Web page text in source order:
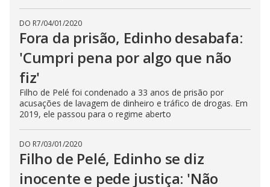
DO R7/04/01/2020
Fora da prisão, Edinho desabafa:
'Cumpri pena por algo que não
fiz'
Filho de Pelé foi condenado a 33 anos de prisão por
acusações de lavagem de dinheiro e tráfico de drogas. Em
2019, ele passou para o regime aberto
DO R7/03/01/2020
Filho de Pelé, Edinho se diz
inocente e pede justiça: 'Não